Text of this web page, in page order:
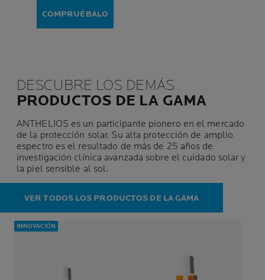
COMPRUÉBALO
DESCUBRE LOS DEMÁS
PRODUCTOS DE LA GAMA
ANTHELIOS es un participante pionero en el mercado
de la protección solar. Su alta protección de amplio
espectro es el resultado de más de 25 años de
investigación clínica avanzada sobre el cuidado solar y
la piel sensible al sol.
VER TODOS LOS PRODUCTOS DE LA GAMA
INNOVACIÓN